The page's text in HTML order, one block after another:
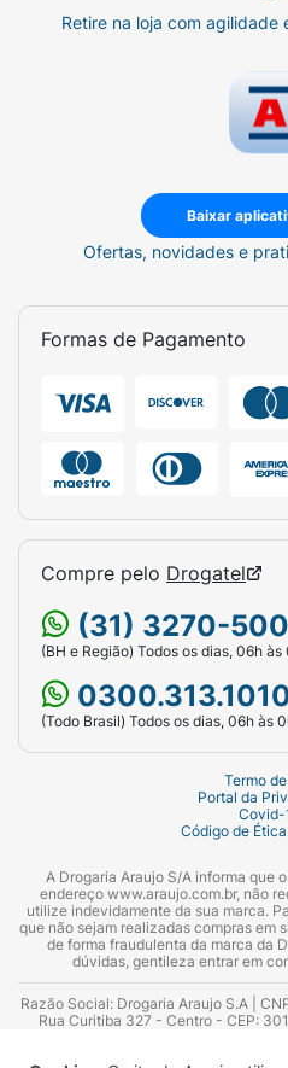
Retire na loja com agilidade
Baixar
Ofertas, novidades e
Formas de Pagamento
Compre pelo Drogatel
(31) 3270-
(BH e Região) Todos os dias, 06h às
(Todo Brasil) Todos os dias, 06h às
Termo
Portal da
Covid-
Código de
A Drogaria Araujo S/A informa que
endereço www.araujo.com.br, não
utilize indevidamente da sua marca.
que não sejam realizadas compras em
de forma fraudulenta da marca da
dúvidas, gentileza entrar em
Razão Social: Drogaria Araujo S.A |
Rua Curitiba 327 - Centro - CEP: